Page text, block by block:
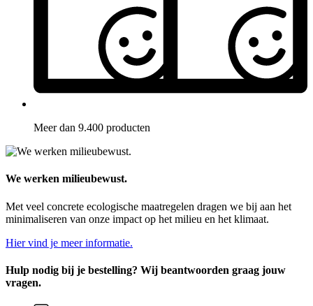
Meer dan 9.400 producten
We werken milieubewust.
Met veel concrete ecologische maatregelen dragen we bij aan het
minimaliseren van onze impact op het milieu en het klimaat.
Hier vind je meer informatie.
Hulp nodig bij je bestelling? Wij beantwoorden graag jouw
vragen.